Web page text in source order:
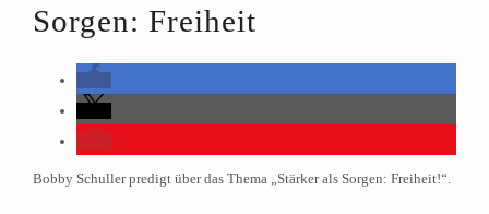
Sorgen: Freiheit
Bobby Schuller predigt über das Thema „Stärker als Sorgen: Freiheit!“.